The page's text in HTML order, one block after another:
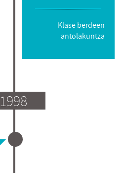
Klase berdeen
antolakuntza
1998